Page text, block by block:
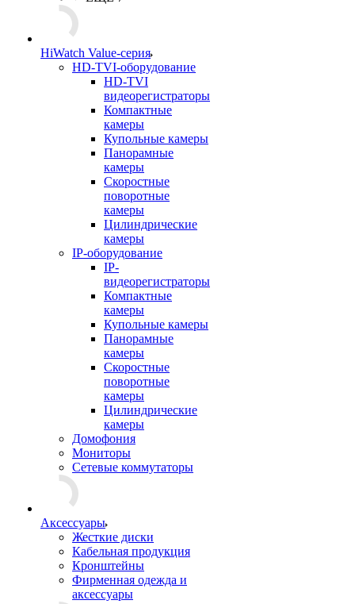
HiWatch Value-серия
HD-TVI-оборудование
HD-TVI
видеорегистраторы
Компактные
камеры
Купольные камеры
Панорамные
камеры
Скоростные
поворотные
камеры
Цилиндрические
камеры
IP-оборудование
IP-
видеорегистраторы
Компактные
камеры
Купольные камеры
Панорамные
камеры
Скоростные
поворотные
камеры
Цилиндрические
камеры
Домофония
Мониторы
Сетевые коммутаторы
Аксессуары
Жесткие диски
Кабельная продукция
Кронштейны
Фирменная одежда и
аксессуары